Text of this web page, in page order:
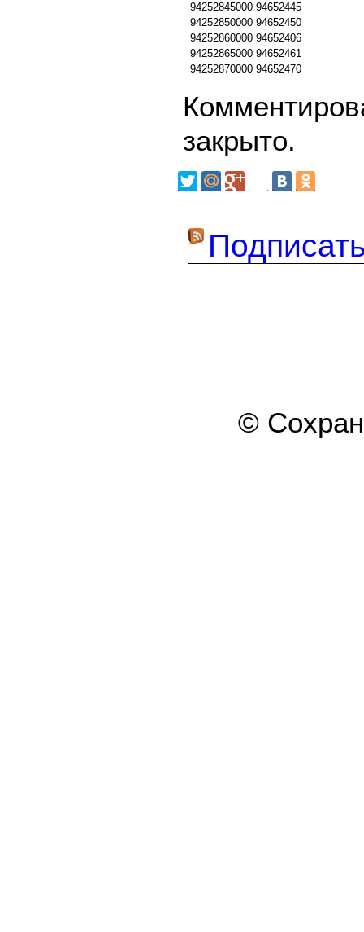
94252845000 94652445
94252850000 94652450
94252860000 94652406
94252865000 94652461
94252870000 94652470
закрыто.
©